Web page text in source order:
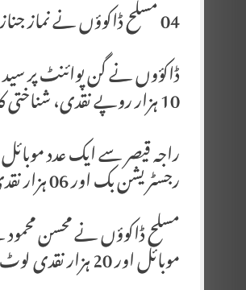
04 مسلح ڈاکوؤں نے نماز جنازہ پڑھنے کے لئے جانے والے شہریوں کو گن پوائنٹ پر لوٹ لیا
10 ہزار روپے نقدی، شناختی کارڈ اور ڈرائیونگ لائسنس چھین لیا
رجسٹریشن بک اور 06 ہزار نقدی چھین لی
موبائل اور 20 ہزار نقدی لوٹ لی